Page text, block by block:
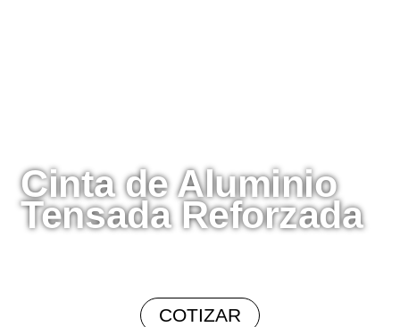
Cinta de Aluminio
Tensada Reforzada
COTIZAR